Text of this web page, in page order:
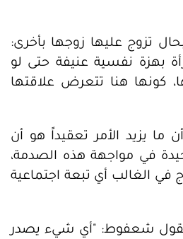
تزوج عليها زوجها بأخرى:
بهزة نفسية عنيفة حتى لو
كونها هنا تتعرض علاقتها
يزيد الأمر تعقيداً هو أن
في مواجهة هذه الصدمة،
في الغالب أي تبعة اجتماعية
تقول شعفوط: "أي شيء يصدر